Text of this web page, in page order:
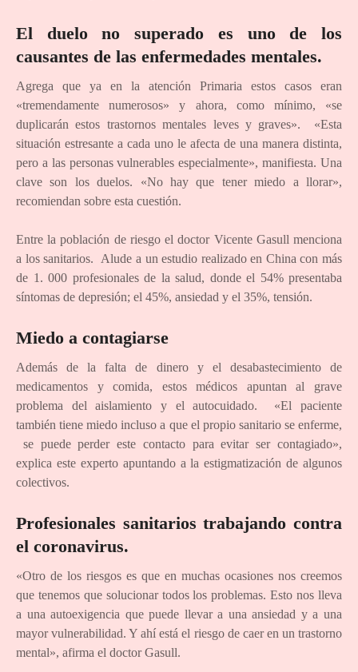
El duelo no superado es uno de los
causantes de las enfermedades mentales.
Agrega que ya en la atención Primaria estos casos eran
«tremendamente numerosos» y ahora, como mínimo, «se
duplicarán estos trastornos mentales leves y graves». «Esta
situación estresante a cada uno le afecta de una manera distinta,
pero a las personas vulnerables especialmente», manifiesta. Una
clave son los duelos. «No hay que tener miedo a llorar»,
recomiendan sobre esta cuestión.
Entre la población de riesgo el doctor Vicente Gasull menciona
a los sanitarios. Alude a un estudio realizado en China con más
de 1. 000 profesionales de la salud, donde el 54% presentaba
síntomas de depresión; el 45%, ansiedad y el 35%, tensión.
Miedo a contagiarse
Además de la falta de dinero y el desabastecimiento de
medicamentos y comida, estos médicos apuntan al grave
problema del aislamiento y el autocuidado. «El paciente
también tiene miedo incluso a que el propio sanitario se enferme,
se puede perder este contacto para evitar ser contagiado»,
explica este experto apuntando a la estigmatización de algunos
colectivos.
Profesionales sanitarios trabajando contra
el coronavirus.
«Otro de los riesgos es que en muchas ocasiones nos creemos
que tenemos que solucionar todos los problemas. Esto nos lleva
a una autoexigencia que puede llevar a una ansiedad y a una
mayor vulnerabilidad. Y ahí está el riesgo de caer en un trastorno
mental», afirma el doctor Gasull.